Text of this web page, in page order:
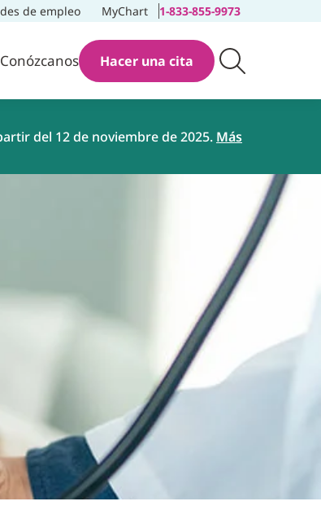
de empleo MyChart 1-833-855-9973
Conózcanos Hacer una cita
del 12 de noviembre de 2025. Más